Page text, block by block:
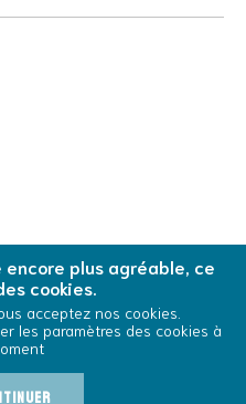
- Tous droits réservés
Cookies
plus agréable, ce
cookies.
acceptez nos cookies.
les paramètres des cookies à